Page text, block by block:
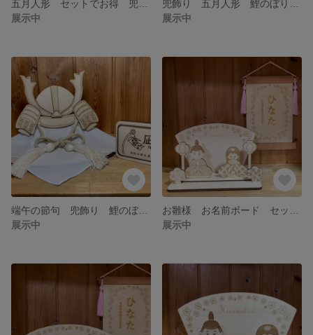
展示中
展示中
端午の節句 兜飾り 鯉のぼりお名前札 セット 木製品 初節句 オリジナル インテリア
展示中
展示中